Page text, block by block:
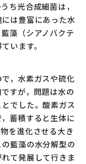
ち光合成細菌は，
は豊富にあった水
藻（シアノバクテ
います。
，水素ガスや硫化
すが，問題は水の
でした。酸素ガス
蓄積すると生体に
を進化させる大き
藍藻の水分解型の
て発展して行きま